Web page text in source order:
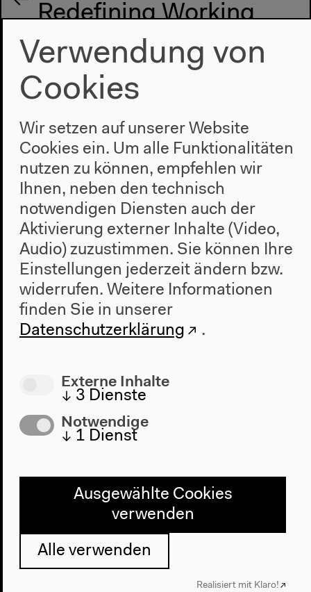
Redefining Working
Life
The Capitalist
Religion
Das Neue Alphabet
Das Anthropozän am HKW
Haus
Verwendung von
Cookies
Wir setzen auf unserer Website
Cookies ein. Um alle Funktionalitäten
nutzen zu können, empfehlen wir
Ihnen, neben den technisch
notwendigen Diensten auch der
Aktivierung externer Inhalte (Video,
Audio) zuzustimmen. Sie können Ihre
Einstellungen jederzeit ändern bzw.
widerrufen. Weitere Informationen
finden Sie in unserer
Datenschutzerklärung
.
Externe Inhalte
↓ 3 Dienste
Notwendige
↓ 1 Dienst
Ausgewählte Cookies
verwenden
Alle verwenden
Realisiert mit Klaro!